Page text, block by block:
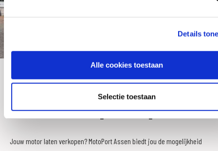
Details
Alle cookies toestaan
Selectie toestaan
Jouw motor verkopen
zonder rompslomp.
Jouw motor laten verkopen? MotoPort Assen biedt jou de mogelijkheid